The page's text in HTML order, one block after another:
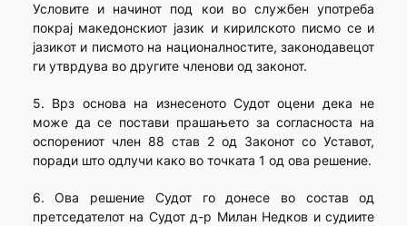
Условите и начинот под кои во службен употреба
покрај македонскиот јазик и кирилското писмо се и
јазикот и писмото на националностите, законодавецот
ги утврдува во другите членови од законот.
5. Врз основа на изнесеното Судот оцени дека не
може да се постави прашањето за согласноста на
оспорениот член 88 став 2 од Законот со Уставот,
поради што одлучи како во точката 1 од ова решение.
6. Ова решение Судот го донесе во состав од
претседателот на Судот д-р Милан Недков и судиите